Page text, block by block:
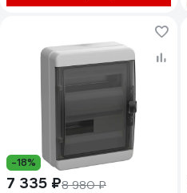
-18%
7 335 ₽8 980 ₽